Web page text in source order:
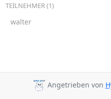
TEILNEHMER (1)
walter
Angetrieben von